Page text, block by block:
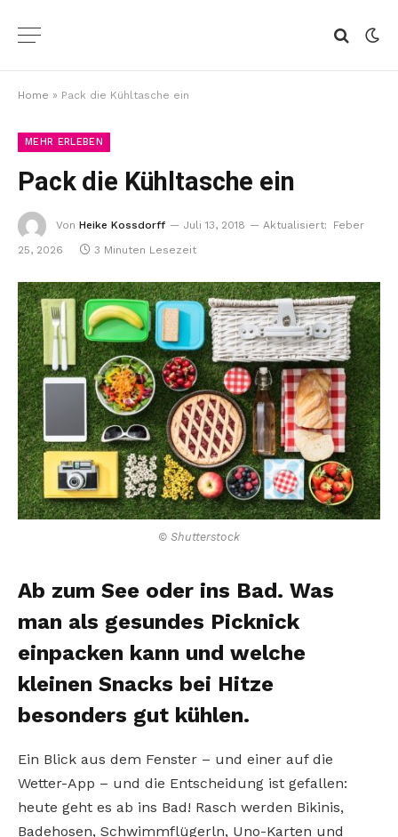
Home » Pack die Kühltasche ein
MEHR ERLEBEN
Pack die Kühltasche ein
Von Heike Kossdorff Juli 13, 2018 Aktualisiert:
Feber
25, 2026
3 Minuten Lesezeit
© Shutterstock
Ab zum See oder ins Bad. Was
man als gesundes Picknick
einpacken kann und welche
kleinen Snacks bei Hitze
besonders gut kühlen.
Ein Blick aus dem Fenster – und einer auf die
Wetter-App – und die Entscheidung ist gefallen:
heute geht es ab ins Bad! Rasch werden Bikinis,
Badehosen, Schwimmflügerln, Uno-Karten und